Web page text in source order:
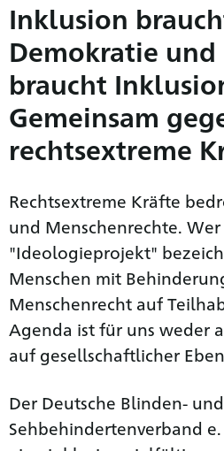
Inklusion
Demokratie
braucht
Gemeinsam
rechtsextreme
Rechtsextreme Kräfte
und Menschenrechte.
"Ideologieprojekt"
Menschen mit
Menschenrecht auf
Agenda ist für uns weder
auf gesellschaftlicher
Der Deutsche Blinden- und
Sehbehindertenverband